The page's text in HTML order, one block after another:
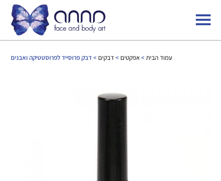
עמוד הבית>אפקטים >דבקים > דבק פרוסייד לפרוסטטיקה ואבנים